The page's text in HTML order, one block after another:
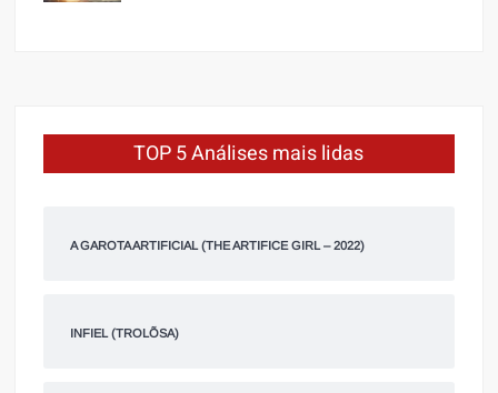
TOP 5 Análises mais lidas
A GAROTA ARTIFICIAL (THE ARTIFICE GIRL – 2022)
INFIEL (TROLÕSA)